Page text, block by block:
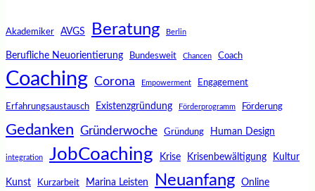
Akademiker AVGS Beratung Berlin
Berufliche Neuorientierung Bundesweit Chancen Coach
Coaching Corona Empowerment Engagement
Erfahrungsaustausch Existenzgründung Förderprogramm Förderung
Gedanken Gründerwoche Gründung Human Design
integration JobCoaching Krise Krisenbewältigung Kultur
Kunst Kurzarbeit Marina Leisten Neuanfang Online